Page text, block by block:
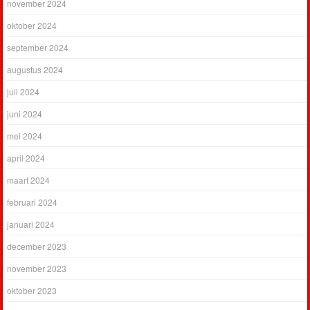
november 2024
oktober 2024
september 2024
augustus 2024
juli 2024
juni 2024
mei 2024
april 2024
maart 2024
februari 2024
januari 2024
december 2023
november 2023
oktober 2023